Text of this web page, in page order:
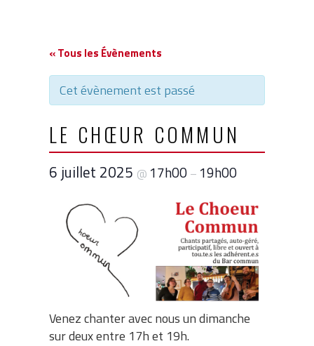
« Tous les Évènements
Cet évènement est passé
LE CHŒUR COMMUN
6 juillet 2025 @ 17h00 – 19h00
Venez chanter avec nous un dimanche
sur deux entre 17h et 19h.